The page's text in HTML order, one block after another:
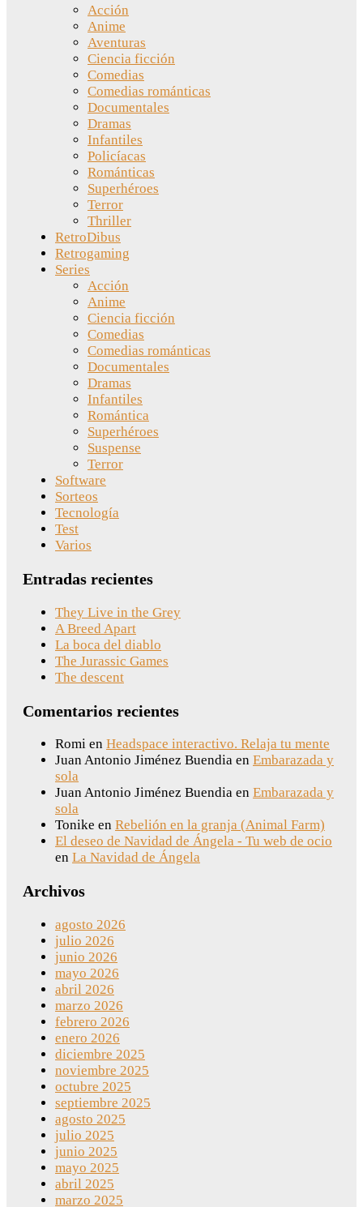
Acción
Anime
Aventuras
Ciencia ficción
Comedias
Comedias románticas
Documentales
Dramas
Infantiles
Policíacas
Románticas
Superhéroes
Terror
Thriller
RetroDibus
Retrogaming
Series
Acción
Anime
Ciencia ficción
Comedias
Comedias románticas
Documentales
Dramas
Infantiles
Romántica
Superhéroes
Suspense
Terror
Software
Sorteos
Tecnología
Test
Varios
Entradas recientes
They Live in the Grey
A Breed Apart
La boca del diablo
The Jurassic Games
The descent
Comentarios recientes
Romi en Headspace interactivo. Relaja tu mente
Juan Antonio Jiménez Buendia en Embarazada y
sola
Juan Antonio Jiménez Buendia en Embarazada y
sola
Tonike en Rebelión en la granja (Animal Farm)
El deseo de Navidad de Ángela - Tu web de ocio
en La Navidad de Ángela
Archivos
agosto 2026
julio 2026
junio 2026
mayo 2026
abril 2026
marzo 2026
febrero 2026
enero 2026
diciembre 2025
noviembre 2025
octubre 2025
septiembre 2025
agosto 2025
julio 2025
junio 2025
mayo 2025
abril 2025
marzo 2025